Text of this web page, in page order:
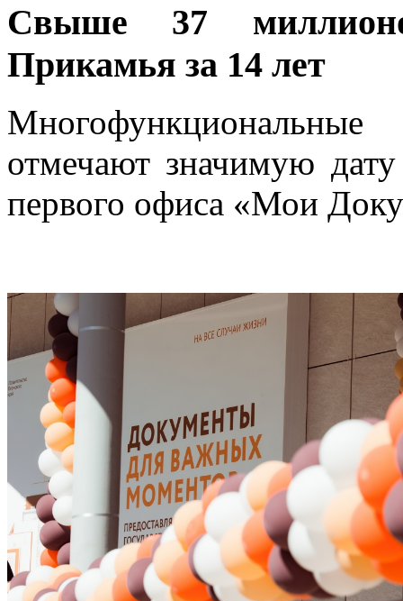
Свыше 37
Прикамья за 14 лет
отмечают значимую
первого офиса «Мои